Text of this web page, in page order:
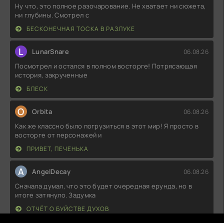
Ну что, это полное разочарование. Не хватает ни сюжета,
ни глубины. Смотрел с
БЕСКОНЕЧНАЯ ТОСКА В РАЗЛУКЕ
L LunarSnare 06.08.26
Посмотрел и остался в полном восторге! Потрясающая
история, закрученные
БЛЕСК
O Orbita 06.08.26
Как же классно было погрузиться в этот мир! Я просто в
восторге от персонажей и
ПРИВЕТ, ПЕЧЕНЬКА
A AngelDecay 06.08.26
Сначала думал, что это будет очередная ерунда, но в
итоге затянуло. Задумка
ОТЧЁТ О БУЙСТВЕ ДУХОВ